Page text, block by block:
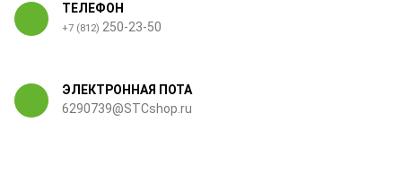
ТЕЛЕФОН
+7 (812) 250-23-50
ЭЛЕКТРОННАЯ ПОТА
6290739@STCshop.ru